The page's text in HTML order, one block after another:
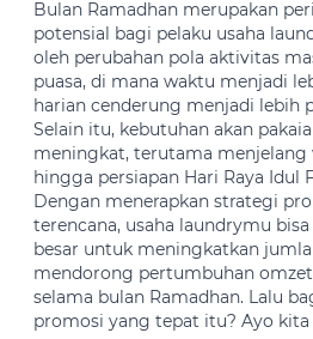
Bulan Ramadhan merupakan
potensial bagi pelaku usaha
oleh perubahan pola aktivitas
puasa, di mana waktu menjadi
harian cenderung menjadi lebih
Selain itu, kebutuhan akan
meningkat, terutama menjelang
hingga persiapan Hari Raya Idul
Dengan menerapkan strategi
terencana, usaha laundrymu
besar untuk meningkatkan
mendorong pertumbuhan
selama bulan Ramadhan. Lalu
promosi yang tepat itu? Ayo kita